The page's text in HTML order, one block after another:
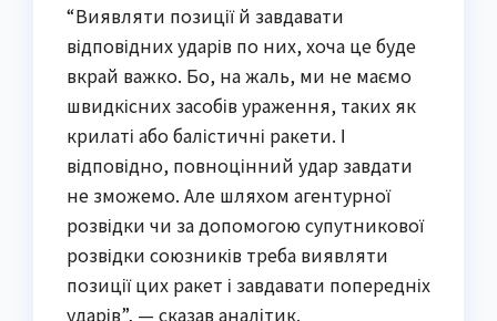
“Виявляти позиції й завдавати
відповідних ударів по них, хоча це буде
вкрай важко. Бо, на жаль, ми не маємо
швидкісних засобів ураження, таких як
крилаті або балістичні ракети. І
відповідно, повноцінний удар завдати
не зможемо. Але шляхом агентурної
розвідки чи за допомогою супутникової
розвідки союзників треба виявляти
позиції цих ракет і завдавати попередніх
ударів”, — сказав аналітик.